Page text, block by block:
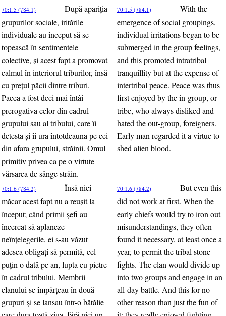
70:1.5 (784.1)
După apariţia
grupurilor sociale, iritările
individuale au început să se
topească în sentimentele
colective, şi acest fapt a promovat
calmul în interiorul triburilor, însă
cu preţul păcii dintre triburi.
Pacea a fost deci mai întâi
prerogativa celor din cadrul
grupului sau al tribului, care îi
detesta şi îi ura întotdeauna pe cei
din afara grupului, străinii. Omul
primitiv privea ca pe o virtute
vărsarea de sânge străin.
70:1.5 (784.1)
With the
emergence of social groupings,
individual irritations began to be
submerged in the group feelings,
and this promoted intratribal
tranquillity but at the expense of
intertribal peace. Peace was thus
first enjoyed by the in-group, or
tribe, who always disliked and
hated the out-group, foreigners.
Early man regarded it a virtue to
shed alien blood.
70:1.6 (784.2)
Însă nici
măcar acest fapt nu a reuşit la
început; când primii şefi au
încercat să aplaneze
neînţelegerile, ei s-au văzut
adesea obligaţi să permită, cel
puţin o dată pe an, lupta cu pietre
în cadrul tribului. Membrii
clanului se împărţeau în două
grupuri şi se lansau într-o bătălie
70:1.6 (784.2)
But even this
did not work at first. When the
early chiefs would try to iron out
misunderstandings, they often
found it necessary, at least once a
year, to permit the tribal stone
fights. The clan would divide up
into two groups and engage in an
all-day battle. And this for no
other reason than just the fun of